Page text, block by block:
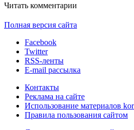
Читать комментарии
Полная версия сайта
Facebook
Twitter
RSS-ленты
E-mail рассылка
Контакты
Реклама на сайте
Использование материалов
Правила пользования сайтом